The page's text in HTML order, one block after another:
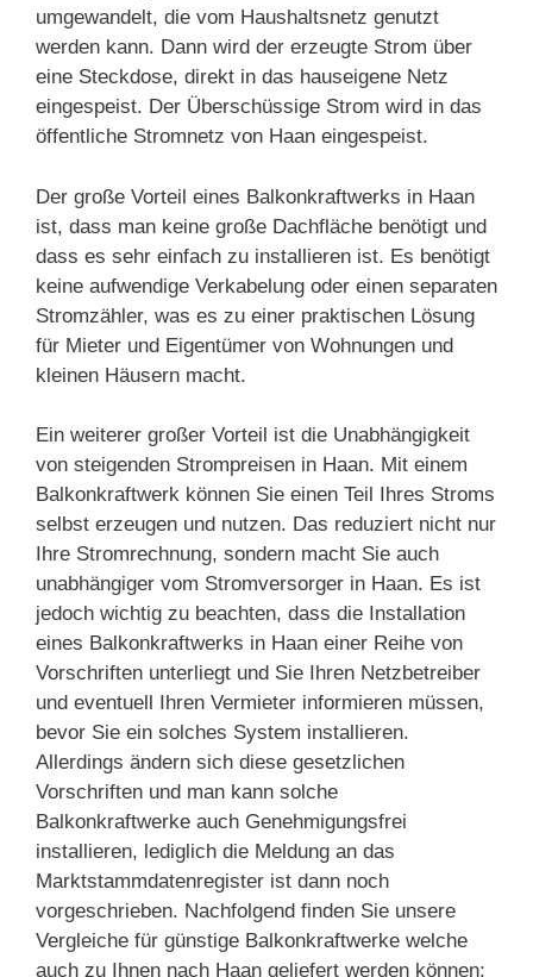
umgewandelt, die vom Haushaltsnetz genutzt
werden kann. Dann wird der erzeugte Strom über
eine Steckdose, direkt in das hauseigene Netz
eingespeist. Der Überschüssige Strom wird in das
öffentliche Stromnetz von Haan eingespeist.
Der große Vorteil eines Balkonkraftwerks in Haan
ist, dass man keine große Dachfläche benötigt und
dass es sehr einfach zu installieren ist. Es benötigt
keine aufwendige Verkabelung oder einen separaten
Stromzähler, was es zu einer praktischen Lösung
für Mieter und Eigentümer von Wohnungen und
kleinen Häusern macht.
Ein weiterer großer Vorteil ist die Unabhängigkeit
von steigenden Strompreisen in Haan. Mit einem
Balkonkraftwerk können Sie einen Teil Ihres Stroms
selbst erzeugen und nutzen. Das reduziert nicht nur
Ihre Stromrechnung, sondern macht Sie auch
unabhängiger vom Stromversorger in Haan. Es ist
jedoch wichtig zu beachten, dass die Installation
eines Balkonkraftwerks in Haan einer Reihe von
Vorschriften unterliegt und Sie Ihren Netzbetreiber
und eventuell Ihren Vermieter informieren müssen,
bevor Sie ein solches System installieren.
Allerdings ändern sich diese gesetzlichen
Vorschriften und man kann solche
Balkonkraftwerke auch Genehmigungsfrei
installieren, lediglich die Meldung an das
Marktstammdatenregister ist dann noch
vorgeschrieben. Nachfolgend finden Sie unsere
Vergleiche für günstige Balkonkraftwerke welche
auch zu Ihnen nach Haan geliefert werden können: